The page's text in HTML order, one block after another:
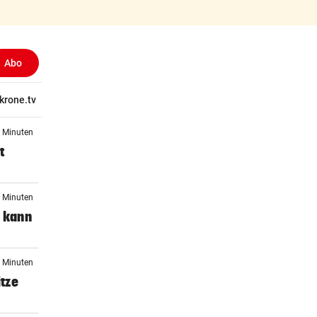
Abo
krone.tv
Minuten
Minuten
kann
Minuten